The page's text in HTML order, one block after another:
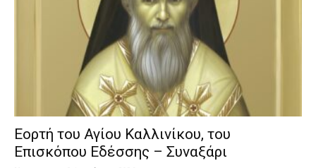
Εορτή του Αγίου Καλλινίκου, του
Επισκόπου Εδέσσης – Συναξάρι